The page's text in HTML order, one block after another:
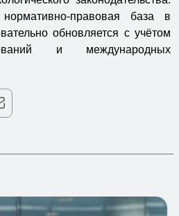
правовая база в
обновляется с учётом
и международных